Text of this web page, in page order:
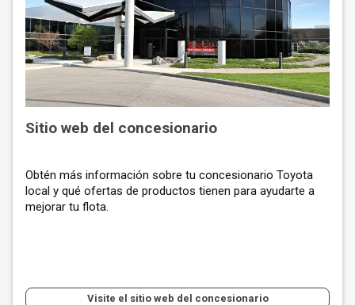
Sitio web del concesionario
Obtén más información sobre tu concesionario Toyota
local y qué ofertas de productos tienen para ayudarte a
mejorar tu flota.
Visite el sitio web del concesionario